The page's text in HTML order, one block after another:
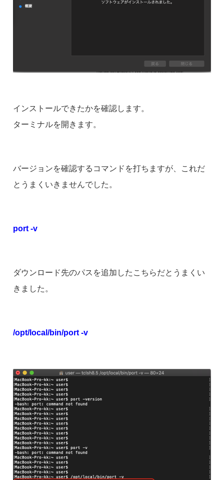
インストールできたかを確認します。
ターミナルを開きます。
バージョンを確認するコマンドを打ちますが、これだ
とうまくいきませんでした。
port -v
ダウンロード先のパスを追加したこちらだとうまくい
きました。
/opt/local/bin/port -v